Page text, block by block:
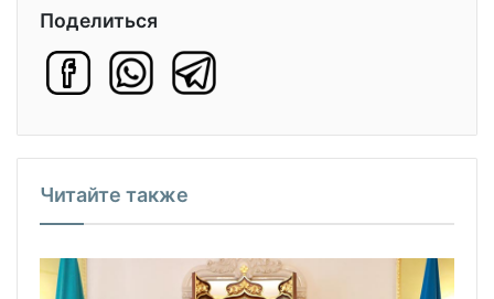
Поделиться
Читайте также